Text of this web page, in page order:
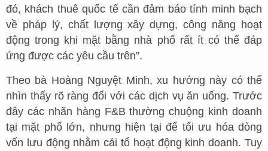
đó, khách thuê quốc tế cần đảm báo tính minh bạch
về pháp lý, chất lượng xây dựng, công năng hoạt
động trong khi mặt bằng nhà phố rất ít có thể đáp
ứng được các yêu cầu trên”.
Theo bà Hoàng Nguyệt Minh, xu hướng này có thể
nhìn thấy rõ ràng đối với các dịch vụ ăn uống. Trước
đây các nhãn hàng F&B thường chuộng kinh doanh
tại mặt phố lớn, nhưng hiện tại để tối ưu hóa dòng
vốn lưu động nhằm cải tổ hoạt động kinh doanh. Tuy